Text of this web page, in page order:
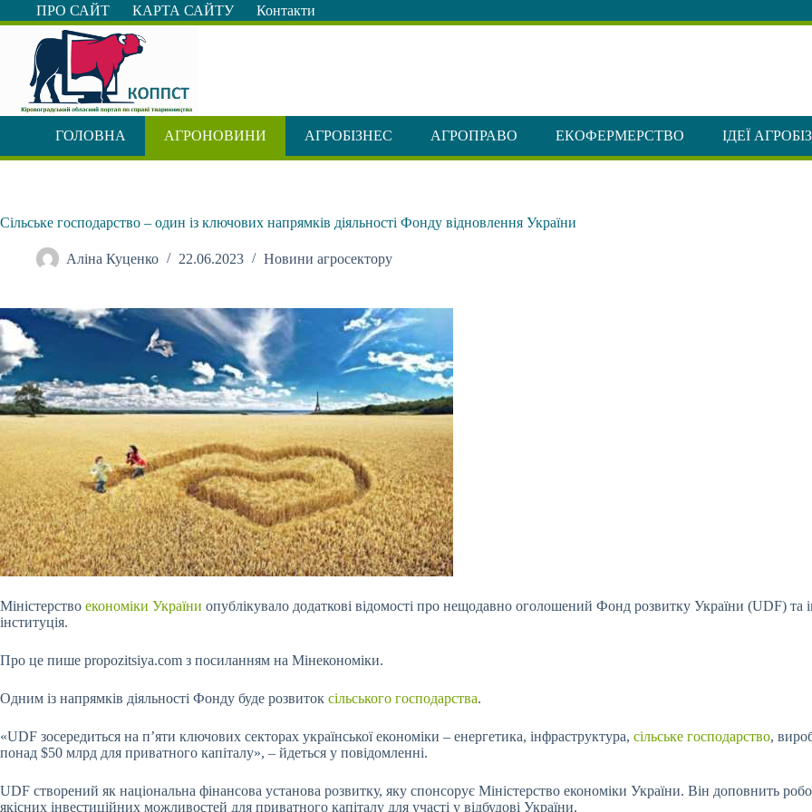
Перейти
до
ПРО САЙТ КАРТА САЙТУ Контакти
ГОЛОВНА АГРОНОВИНИ АГРОБІЗНЕС АГРОПРАВО ЕКОФЕРМЕРСТВО ІДЕЇ
Сільське господарство – один із ключових напрямків діяльності Фонду відновлення України
Аліна Куценко 22.06.2023 Новини агросектору
Міністерство економіки України опублікувало додаткові відомості про нещодавно оголошений Фонд розвитку України (UDF) та
інституція.
Про це пише propozitsiya.com з посиланням на Мінекономіки.
Одним із напрямків діяльності Фонду буде розвиток сільського господарства.
«UDF зосередиться на п’яти ключових секторах української економіки – енергетика, інфраструктура, сільське господарство,
понад $50 млрд для приватного капіталу», – йдеться у повідомленні.
UDF створений як національна фінансова установа розвитку, яку спонсорує Міністерство економіки України. Він доповнить
якісних інвестиційних можливостей для приватного капіталу для участі у відбудові України.